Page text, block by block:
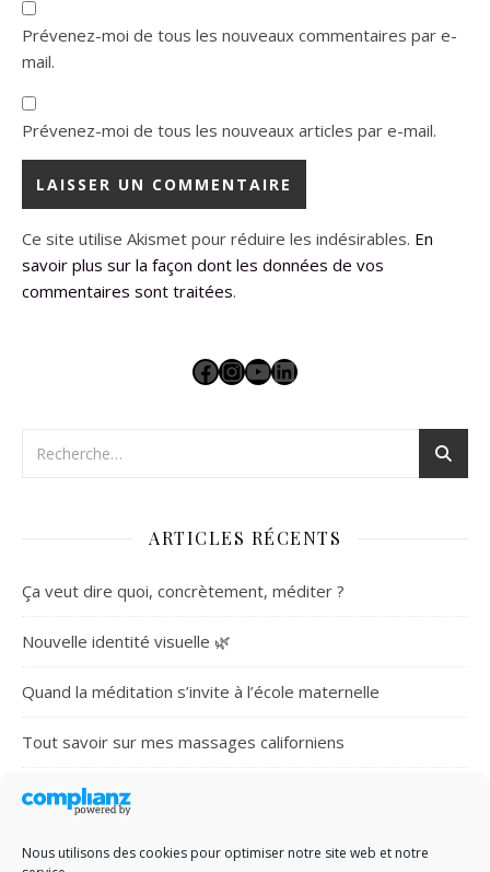
Nous utilisons des cookies pour optimiser notre site web et notre
Prévenez-moi de tous les nouveaux commentaires par e-
mail.
Prévenez-moi de tous les nouveaux articles par e-mail.
Ce site utilise Akismet pour réduire les indésirables. En
savoir plus sur la façon dont les données de vos
commentaires sont traitées.
Facebook
Instagram
YouTubeLinkedIn
ARTICLES RÉCENTS
Ça veut dire quoi, concrètement, méditer ?
Nouvelle identité visuelle 🌿
Quand la méditation s’invite à l’école maternelle
Tout savoir sur mes massages californiens
Massages – retraite de yoga en Drôme provençale (3-6
octobre 2024)